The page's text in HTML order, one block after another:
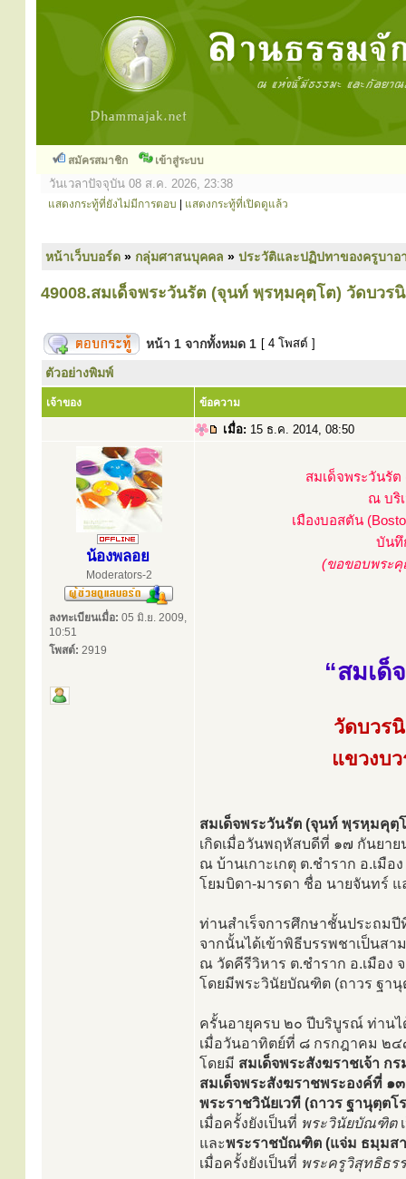
สมัครสมาชิก เข้าสู่ระบบ
วันเวลาปัจจุบัน 08 ส.ค. 2026, 23:38
แสดงกระทู้ที่ยังไม่มีการตอบ แสดงกระทู้ที่เปิดดูแล้ว
หน้าเว็บบอร์ด » กลุ่มศาสนบุคคล » ประวัติและปฏิปทาของครูบาอ
49008.สมเด็จพระวันรัต (จุนท์ พฺรหฺมคุตฺโต) วัดบวรนิ
หน้า 1 จากทั้งหมด 1 [ 4 โพสต์ ]
ตัวอย่างพิมพ์
เจ้าของ ข้อความ
เมื่อ: 15 ธ.ค. 2014, 08:50
น้องพลอย
Moderators-2
ลงทะเบียนเมื่อ: 05 มิ.ย. 2009,
10:51
โพสต์: 2919
สมเด็จพระวันรั
ณ บริ
เมืองบอสตัน
บันทึ
(ขอขอบพระคุ
“สมเด็
วัดบวร
แขวงบ
สมเด็จพระวันรัต (จุนท์ พฺรหฺมคุตฺ
เกิดเมื่อวันพฤหัสบดีที่ ๑๗ กันยา
ณ บ้านเกาะเกตุ ต.ชำราก อ.เมือ
โยมบิดา-มารดา ชื่อ นายจันทร์
ท่านสำเร็จการศึกษาชั้นประถมปี
จากนั้นได้เข้าพิธีบรรพชาเป็นส
ณ วัดคีรีวิหาร ต.ชำราก อ.เมือง
โดยมีพระวินัยบัณฑิต (ถาวร ฐานุ
ครั้นอายุครบ ๒๐ ปีบริบูรณ์ ท่าน
เมื่อวันอาทิตย์ที่ ๘ กรกฎาคม ๒
โดยมี สมเด็จพระสังฆราชเจ้า ก
สมเด็จพระสังฆราชพระองค์ที่ ๑
พระราชวินัยเวที (ถาวร ฐานุตฺตโ
เมื่อครั้งยังเป็นที่ พระวินัยบัณฑิต
และพระราชบัณฑิต (แจ่ม ธมฺมส
เมื่อครั้งยังเป็นที่ พระครูวิสุทธิธ